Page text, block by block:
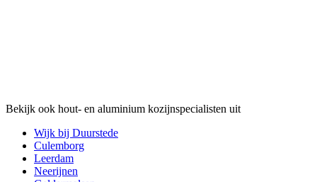
Bekijk ook hout- en aluminium kozijnspecialisten uit
Wijk bij Duurstede
Culemborg
Leerdam
Neerijnen